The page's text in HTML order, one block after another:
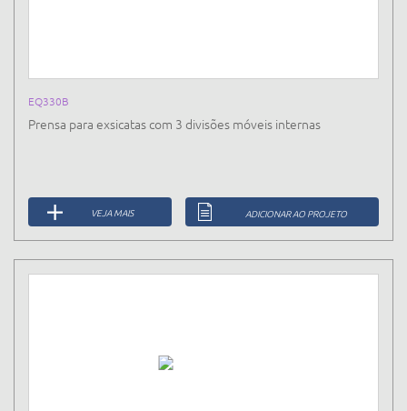
EQ330B
Prensa para exsicatas com 3 divisões móveis internas
VEJA MAIS ADICIONAR AO PROJETO